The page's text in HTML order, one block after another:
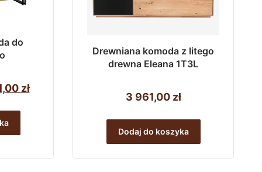
do
złAktualna
Drewniana komoda z litego
drewna Eleana 1T3L
3 961,00 zł
Dodaj do koszyka